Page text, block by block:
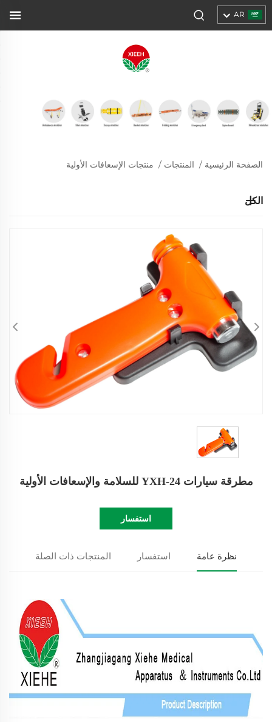
AR
الصفحة الرئيسية / المنتجات / منتجات الإسعافات الأولية
الكل
مطرقة سيارات YXH-24 للسلامة والإسعافات الأولية
استفسار
نظرة عامة استفسار المنتجات ذات الصلة